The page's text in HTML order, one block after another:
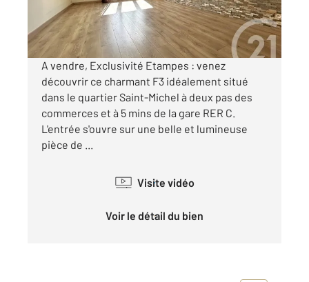
Visiter le site dédié
A vendre, Exclusivité Etampes : venez
découvrir ce charmant F3 idéalement situé
dans le quartier Saint-Michel à deux pas des
commerces et à 5 mins de la gare RER C.
L'entrée s'ouvre sur une belle et lumineuse
pièce de ...
Visite vidéo
Voir le détail du bien